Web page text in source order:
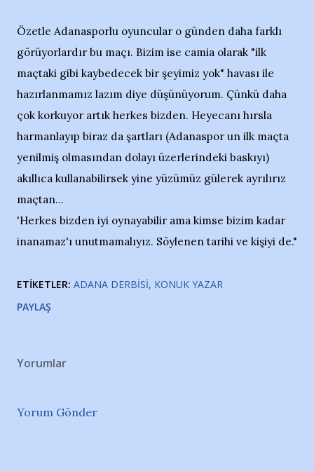
Özetle Adanasporlu oyuncular o günden daha farklı
görüyorlardır bu maçı. Bizim ise camia olarak "ilk
maçtaki gibi kaybedecek bir şeyimiz yok" havası ile
hazırlanmamız lazım diye düşünüyorum. Çünkü daha
çok korkuyor artık herkes bizden. Heyecanı hırsla
harmanlayıp biraz da şartları (Adanaspor un ilk maçta
yenilmiş olmasından dolayı üzerlerindeki baskıyı)
akıllıca kullanabilirsek yine yüzümüz gülerek ayrılırız
maçtan...
'Herkes bizden iyi oynayabilir ama kimse bizim kadar
inanamaz'ı unutmamalıyız. Söylenen tarihi ve kişiyi de."
ETIKETLER: ADANA DERBISI KONUK YAZAR
PAYLAŞ
Yorumlar
Yorum Gönder